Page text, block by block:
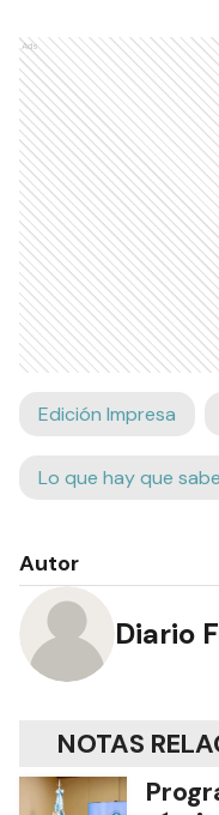
Ads
Edición Impresa
Lo que hay que
Autor
Diario
NOTAS